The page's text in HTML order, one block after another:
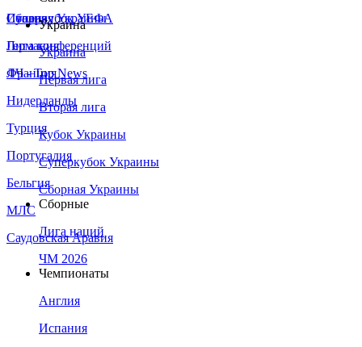
Сборная Украины
Италия
Германия
Франция
Нидерланды
Турция
Португалия
Бельгия
МЛС
Саудовская Аравия
Суперкубок УЕФА
Лига конференций
ЛЧ - Top News
Украина
Украина
Первая лига
Вторая лига
Кубок Украины
Суперкубок Украины
Сборная Украины
Сборные
Лига наций
ЧМ 2026
Чемпионаты
Англия
Испания